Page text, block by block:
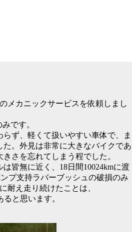
メカニックサービスを依頼しまし
です。
ず、軽くて扱いやすい車体で、ま
。外見は非常に大きなバイクであ
さを忘れてしまう程でした。
皆無に近く、18日間10024kmに渡
プ支持ラバーブッシュの破損のみ
耐え走り続けたことは、
と思います。